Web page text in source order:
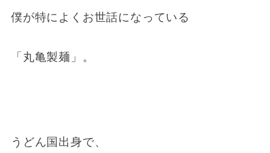
僕が特によくお世話になっている
「丸亀製麺」。
うどん国出身で、